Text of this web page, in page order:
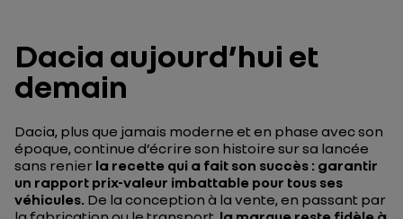
Dacia aujourd’hui et
demain
Dacia, plus que jamais moderne et en phase avec son
époque, continue d’écrire son histoire sur sa lancée
sans renier la recette qui a fait son succès : garantir
un rapport prix-valeur imbattable pour tous ses
véhicules. De la conception à la vente, en passant par